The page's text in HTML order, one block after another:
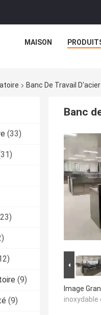
MAISON
Banc De Travail
(33)
(9)
(9)
Banc
Image
inoxydable